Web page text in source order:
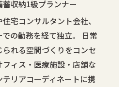
収納1級プランナー
宅コンサルタント会社、
の勤務を経て独立。 日常
れる空間づくりをコンセ
ィス・医療施設・店舗な
リアコーディネートに携